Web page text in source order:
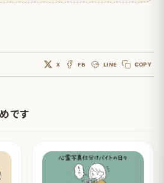
X FB LINE COPY
です